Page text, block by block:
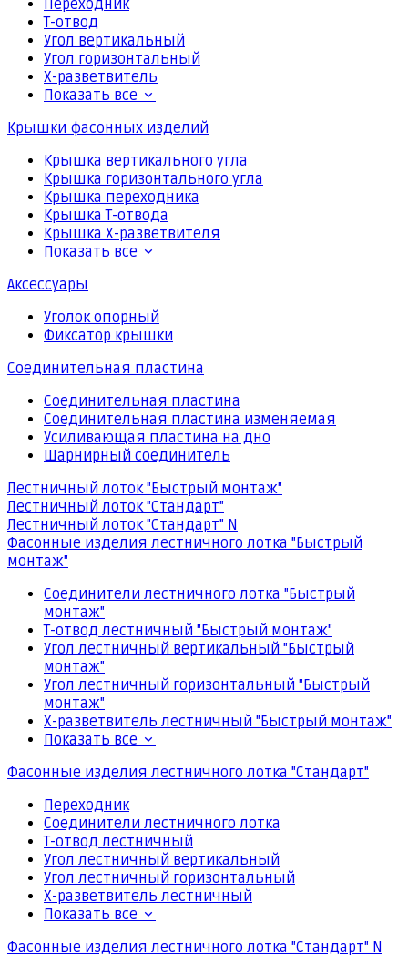
Переходник
Т-отвод
Угол вертикальный
Угол горизонтальный
Х-разветвитель
Показать все
Крышки фасонных изделий
Крышка вертикального угла
Крышка горизонтального угла
Крышка переходника
Крышка Т-отвода
Крышка Х-разветвителя
Показать все
Аксессуары
Уголок опорный
Фиксатор крышки
Соединительная пластина
Соединительная пластина
Соединительная пластина изменяемая
Усиливающая пластина на дно
Шарнирный соединитель
Лестничный лоток "Быстрый монтаж"
Лестничный лоток "Стандарт"
Лестничный лоток "Стандарт" N
Фасонные изделия лестничного лотка "Быстрый
монтаж"
Соединители лестничного лотка "Быстрый
монтаж"
Т-отвод лестничный "Быстрый монтаж"
Угол лестничный вертикальный "Быстрый
монтаж"
Угол лестничный горизонтальный "Быстрый
монтаж"
Х-разветвитель лестничный "Быстрый монтаж"
Показать все
Фасонные изделия лестничного лотка "Стандарт"
Переходник
Соединители лестничного лотка
Т-отвод лестничный
Угол лестничный вертикальный
Угол лестничный горизонтальный
Х-разветвитель лестничный
Показать все
Фасонные изделия лестничного лотка "Стандарт" N